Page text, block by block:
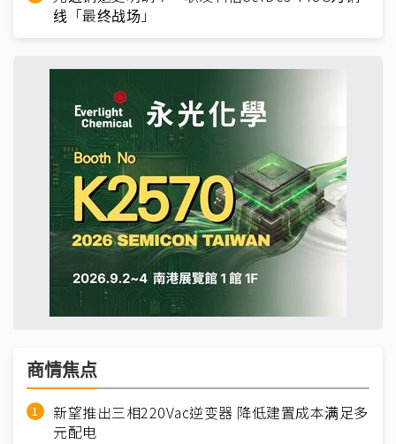
线「最终战场」
商情焦点
新望推出三相220Vac逆变器 降低建置成本满足多
元配电